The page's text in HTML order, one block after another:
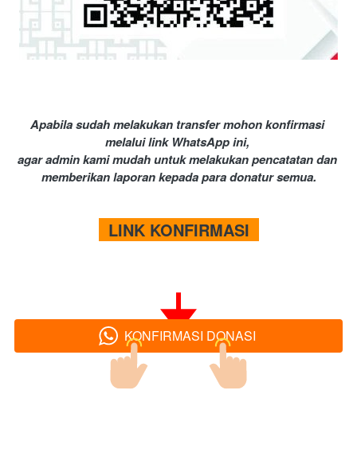
Apabila sudah melakukan transfer mohon konfirmasi
melalui link WhatsApp ini,
agar admin kami mudah untuk melakukan pencatatan dan
memberikan laporan kepada para donatur semua.
  LINK KONFIRMASI
` KONFIRMASI DONASI